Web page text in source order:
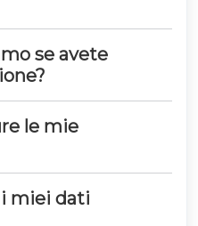
se avete
le mie
miei dati